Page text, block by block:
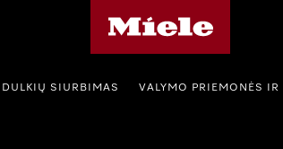
DULKIŲ SIURBIMAS VALYMO PRIEMONĖS IR